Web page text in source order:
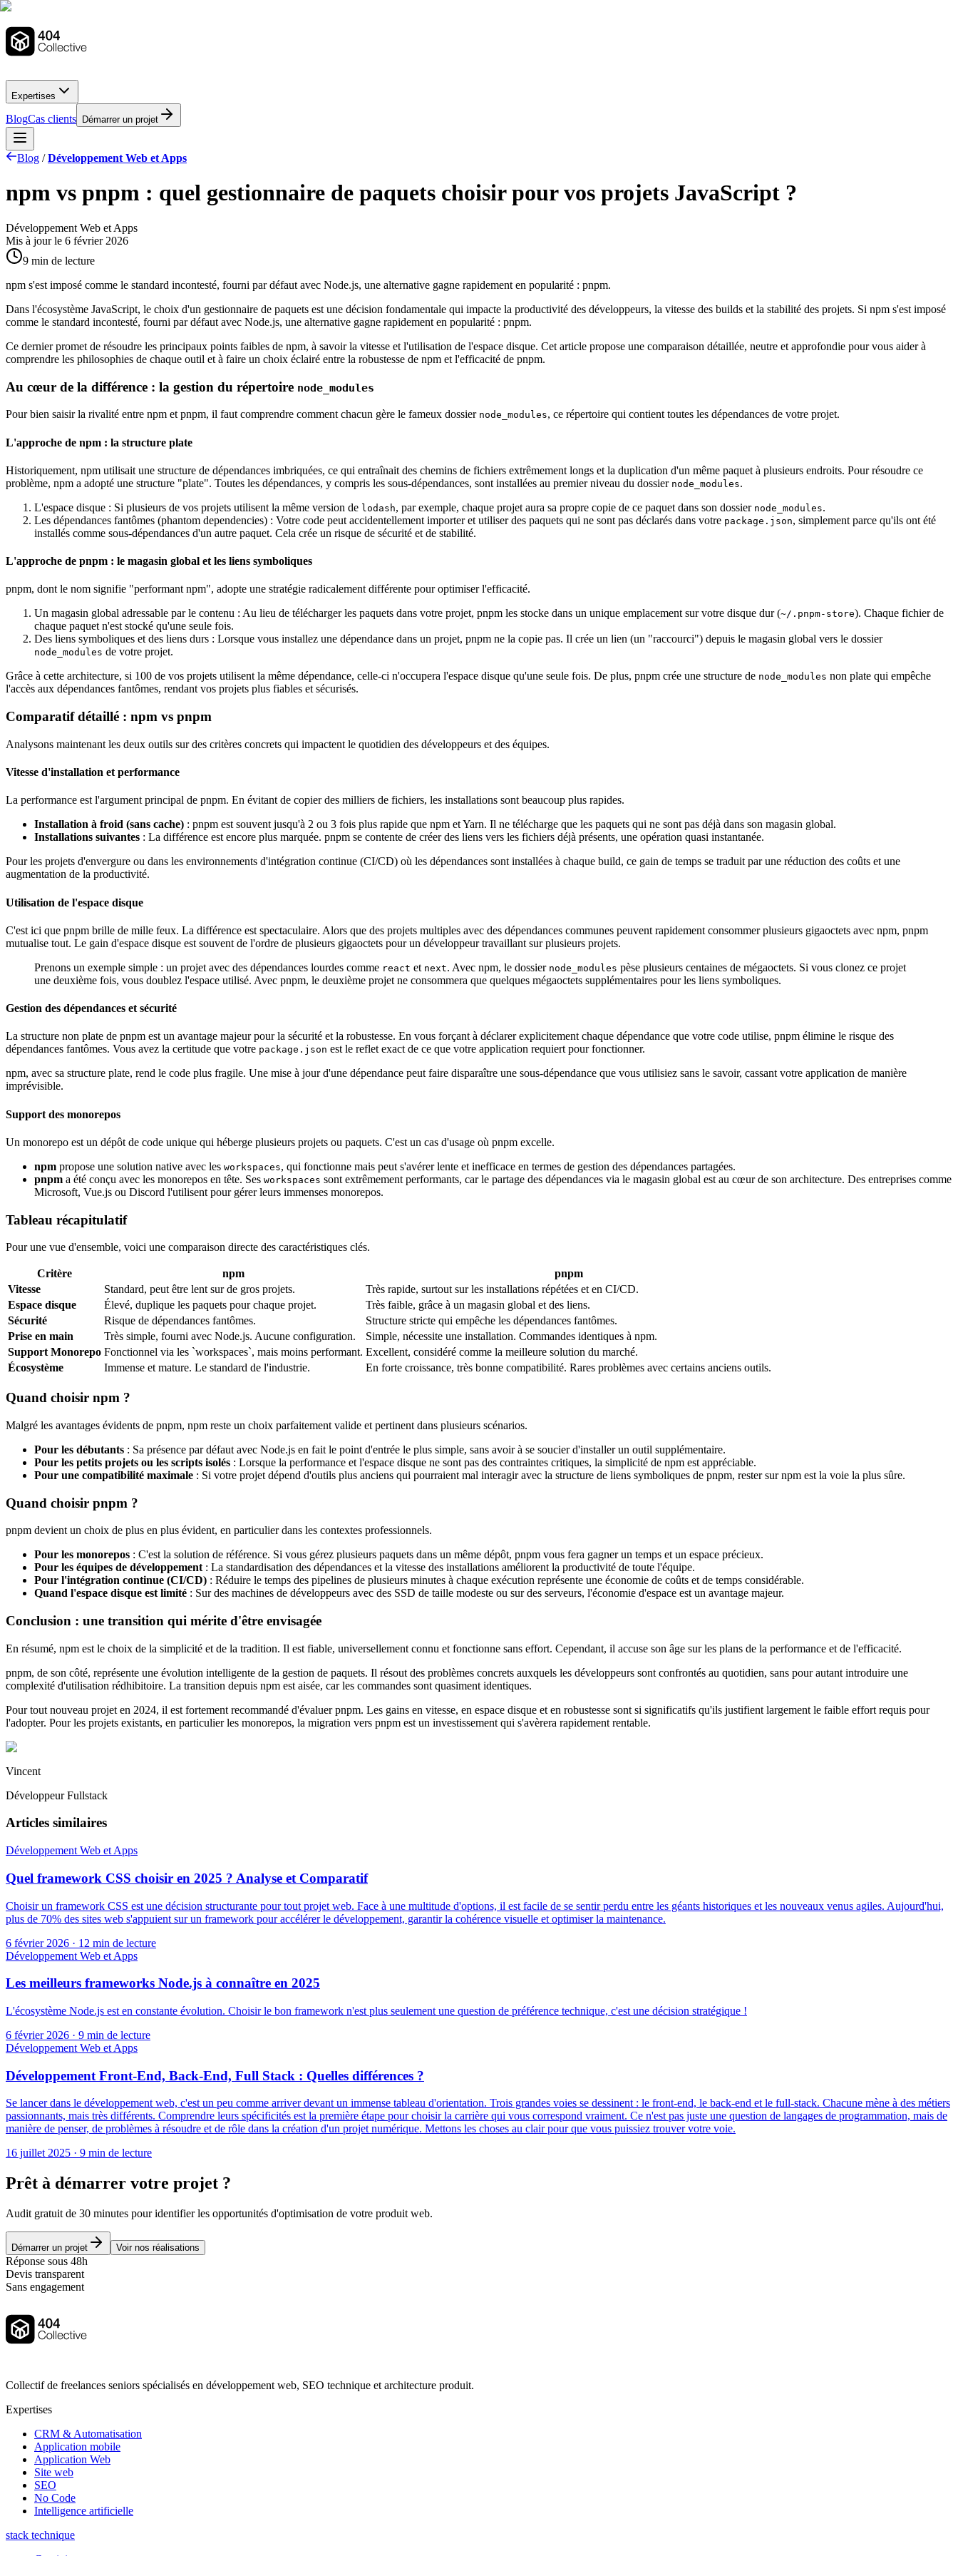
Expertises
BlogCas clients Démarrer un projet
Blog /Développement Web et Apps
npm vs pnpm : quel gestionnaire de paquets choisir pour vos projets JavaScript ?
Développement Web et Apps
Mis à jour le 6 février 2026
9 min de lecture
npm s'est imposé comme le standard incontesté, fourni par défaut avec Node.js, une alternative gagne rapidement en popularité : pnpm.
Dans l'écosystème JavaScript, le choix d'un gestionnaire de paquets est une décision fondamentale qui impacte la productivité des développeurs, la vitesse des builds et la stabilité des projets. Si npm s'est imposé
comme le standard incontesté, fourni par défaut avec Node.js, une alternative gagne rapidement en popularité : pnpm.
Ce dernier promet de résoudre les principaux points faibles de npm, à savoir la vitesse et l'utilisation de l'espace disque. Cet article propose une comparaison détaillée, neutre et approfondie pour vous aider à
comprendre les philosophies de chaque outil et à faire un choix éclairé entre la robustesse de npm et l'efficacité de pnpm.
Au cœur de la différence : la gestion du répertoire node_modules
Pour bien saisir la rivalité entre npm et pnpm, il faut comprendre comment chacun gère le fameux dossier node_modules, ce répertoire qui contient toutes les dépendances de votre projet.
L'approche de npm : la structure plate
Historiquement, npm utilisait une structure de dépendances imbriquées, ce qui entraînait des chemins de fichiers extrêmement longs et la duplication d'un même paquet à plusieurs endroits. Pour résoudre ce
problème, npm a adopté une structure "plate". Toutes les dépendances, y compris les sous-dépendances, sont installées au premier niveau du dossier node_modules.
L'espace disque : Si plusieurs de vos projets utilisent la même version de lodash, par exemple, chaque projet aura sa propre copie de ce paquet dans son dossier node_modules.
Les dépendances fantômes (phantom dependencies) : Votre code peut accidentellement importer et utiliser des paquets qui ne sont pas déclarés dans votre package.json, simplement parce qu'ils ont été
installés comme sous-dépendances d'un autre paquet. Cela crée un risque de sécurité et de stabilité.
L'approche de pnpm : le magasin global et les liens symboliques
pnpm, dont le nom signifie "performant npm", adopte une stratégie radicalement différente pour optimiser l'efficacité.
Un magasin global adressable par le contenu : Au lieu de télécharger les paquets dans votre projet, pnpm les stocke dans un unique emplacement sur votre disque dur (~/.pnpm-store). Chaque fichier de
chaque paquet n'est stocké qu'une seule fois.
Des liens symboliques et des liens durs : Lorsque vous installez une dépendance dans un projet, pnpm ne la copie pas. Il crée un lien (un "raccourci") depuis le magasin global vers le dossier
node_modules de votre projet.
Grâce à cette architecture, si 100 de vos projets utilisent la même dépendance, celle-ci n'occupera l'espace disque qu'une seule fois. De plus, pnpm crée une structure de node_modules non plate qui empêche
l'accès aux dépendances fantômes, rendant vos projets plus fiables et sécurisés.
Comparatif détaillé : npm vs pnpm
Analysons maintenant les deux outils sur des critères concrets qui impactent le quotidien des développeurs et des équipes.
Vitesse d'installation et performance
La performance est l'argument principal de pnpm. En évitant de copier des milliers de fichiers, les installations sont beaucoup plus rapides.
Installation à froid (sans cache) : pnpm est souvent jusqu'à 2 ou 3 fois plus rapide que npm et Yarn. Il ne télécharge que les paquets qui ne sont pas déjà dans son magasin global.
Installations suivantes : La différence est encore plus marquée. pnpm se contente de créer des liens vers les fichiers déjà présents, une opération quasi instantanée.
Pour les projets d'envergure ou dans les environnements d'intégration continue (CI/CD) où les dépendances sont installées à chaque build, ce gain de temps se traduit par une réduction des coûts et une
augmentation de la productivité.
Utilisation de l'espace disque
C'est ici que pnpm brille de mille feux. La différence est spectaculaire. Alors que des projets multiples avec des dépendances communes peuvent rapidement consommer plusieurs gigaoctets avec npm, pnpm
mutualise tout. Le gain d'espace disque est souvent de l'ordre de plusieurs gigaoctets pour un développeur travaillant sur plusieurs projets.
Prenons un exemple simple : un projet avec des dépendances lourdes comme react et next. Avec npm, le dossier node_modules pèse plusieurs centaines de mégaoctets. Si vous clonez ce projet
une deuxième fois, vous doublez l'espace utilisé. Avec pnpm, le deuxième projet ne consommera que quelques mégaoctets supplémentaires pour les liens symboliques.
Gestion des dépendances et sécurité
La structure non plate de pnpm est un avantage majeur pour la sécurité et la robustesse. En vous forçant à déclarer explicitement chaque dépendance que votre code utilise, pnpm élimine le risque des
dépendances fantômes. Vous avez la certitude que votre package.json est le reflet exact de ce que votre application requiert pour fonctionner.
npm, avec sa structure plate, rend le code plus fragile. Une mise à jour d'une dépendance peut faire disparaître une sous-dépendance que vous utilisiez sans le savoir, cassant votre application de manière
imprévisible.
Support des monorepos
Un monorepo est un dépôt de code unique qui héberge plusieurs projets ou paquets. C'est un cas d'usage où pnpm excelle.
npm propose une solution native avec les workspaces, qui fonctionne mais peut s'avérer lente et inefficace en termes de gestion des dépendances partagées.
pnpm a été conçu avec les monorepos en tête. Ses workspaces sont extrêmement performants, car le partage des dépendances via le magasin global est au cœur de son architecture. Des entreprises comme
Microsoft, Vue.js ou Discord l'utilisent pour gérer leurs immenses monorepos.
Tableau récapitulatif
Pour une vue d'ensemble, voici une comparaison directe des caractéristiques clés.
Critère npm
pnpm
Vitesse
Standard, peut être lent sur de gros projets.
Très rapide, surtout sur les installations répétées et en CI/CD.
Espace disque
Élevé, duplique les paquets pour chaque projet.
Très faible, grâce à un magasin global et des liens.
Sécurité
Risque de dépendances fantômes.
Structure stricte qui empêche les dépendances fantômes.
Prise en main
Très simple, fourni avec Node.js. Aucune configuration.
Simple, nécessite une installation. Commandes identiques à npm.
Support Monorepo Fonctionnel via les `workspaces`, mais moins performant. Excellent, considéré comme la meilleure solution du marché.
Écosystème
Immense et mature. Le standard de l'industrie. En forte croissance, très bonne compatibilité. Rares problèmes avec certains anciens outils.
Quand choisir npm ?
Malgré les avantages évidents de pnpm, npm reste un choix parfaitement valide et pertinent dans plusieurs scénarios.
Pour les débutants : Sa présence par défaut avec Node.js en fait le point d'entrée le plus simple, sans avoir à se soucier d'installer un outil supplémentaire.
Pour les petits projets ou les scripts isolés : Lorsque la performance et l'espace disque ne sont pas des contraintes critiques, la simplicité de npm est appréciable.
Pour une compatibilité maximale : Si votre projet dépend d'outils plus anciens qui pourraient mal interagir avec la structure de liens symboliques de pnpm, rester sur npm est la voie la plus sûre.
Quand choisir pnpm ?
pnpm devient un choix de plus en plus évident, en particulier dans les contextes professionnels.
Pour les monorepos : C'est la solution de référence. Si vous gérez plusieurs paquets dans un même dépôt, pnpm vous fera gagner un temps et un espace précieux.
Pour les équipes de développement : La standardisation des dépendances et la vitesse des installations améliorent la productivité de toute l'équipe.
Pour l'intégration continue (CI/CD) : Réduire le temps des pipelines de plusieurs minutes à chaque exécution représente une économie de coûts et de temps considérable.
Quand l'espace disque est limité : Sur des machines de développeurs avec des SSD de taille modeste ou sur des serveurs, l'économie d'espace est un avantage majeur.
Conclusion : une transition qui mérite d'être envisagée
En résumé, npm est le choix de la simplicité et de la tradition. Il est fiable, universellement connu et fonctionne sans effort. Cependant, il accuse son âge sur les plans de la performance et de l'efficacité.
pnpm, de son côté, représente une évolution intelligente de la gestion de paquets. Il résout des problèmes concrets auxquels les développeurs sont confrontés au quotidien, sans pour autant introduire une
complexité d'utilisation rédhibitoire. La transition depuis npm est aisée, car les commandes sont quasiment identiques.
Pour tout nouveau projet en 2024, il est fortement recommandé d'évaluer pnpm. Les gains en vitesse, en espace disque et en robustesse sont si significatifs qu'ils justifient largement le faible effort requis pour
l'adopter. Pour les projets existants, en particulier les monorepos, la migration vers pnpm est un investissement qui s'avèrera rapidement rentable.
Vincent
Développeur Fullstack
Articles similaires
Développement Web et Apps
Quel framework CSS choisir en 2025 ? Analyse et Comparatif
Choisir un framework CSS est une décision structurante pour tout projet web. Face à une multitude d'options, il est facile de se sentir perdu entre les géants historiques et les nouveaux venus agiles. Aujourd'hui,
plus de 70% des sites web s'appuient sur un framework pour accélérer le développement, garantir la cohérence visuelle et optimiser la maintenance.
6 février 2026 · 12 min de lecture
Développement Web et Apps
Les meilleurs frameworks Node.js à connaître en 2025
L'écosystème Node.js est en constante évolution. Choisir le bon framework n'est plus seulement une question de préférence technique, c'est une décision stratégique !
6 février 2026 · 9 min de lecture
Développement Web et Apps
Développement Front-End, Back-End, Full Stack : Quelles différences ?
Se lancer dans le développement web, c'est un peu comme arriver devant un immense tableau d'orientation. Trois grandes voies se dessinent : le front-end, le back-end et le full-stack. Chacune mène à des métiers
passionnants, mais très différents. Comprendre leurs spécificités est la première étape pour choisir la carrière qui vous correspond vraiment. Ce n'est pas juste une question de langages de programmation, mais de
manière de penser, de problèmes à résoudre et de rôle dans la création d'un projet numérique. Mettons les choses au clair pour que vous puissiez trouver votre voie.
16 juillet 2025 · 9 min de lecture
Prêt à démarrer votre projet ?
Audit gratuit de 30 minutes pour identifier les opportunités d'optimisation de votre produit web.
Démarrer un projet Voir nos réalisations
Réponse sous 48h
Devis transparent
Sans engagement
Collectif de freelances seniors spécialisés en développement web, SEO technique et architecture produit.
Expertises
CRM & Automatisation
Application mobile
Application Web
Site web
SEO
No Code
Intelligence artificielle
stack technique